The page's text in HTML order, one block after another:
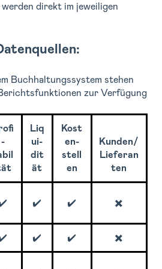
direkt im jeweiligen
Buchhaltungssystem stehen
zur Verfügung
-
Liq
ui-
dit
ät
Kost
en-
stell
en
Kunden/
Lieferan
ten
✔️ ✔️ ✖️
✔️ ✔️ ✖️